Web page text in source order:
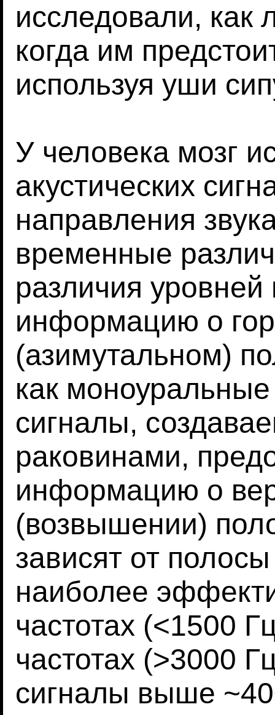
исследовали, как
когда им
используя уши
У человека мозг
акустических
направления
временные
различия
информацию о
(азимутальном)
как
сигналы,
раковинами,
информацию о
(возвышении)
зависят от
наиболее
частотах (<1500
частотах (>3000
сигналы выше